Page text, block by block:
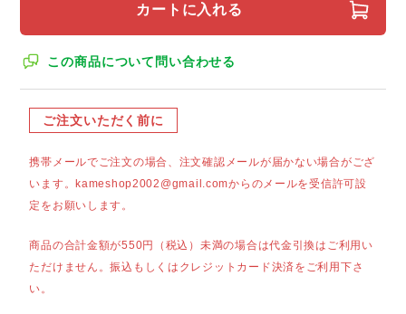
カートに入れる
この商品について問い合わせる
ご注文いただく前に
携帯メールでご注文の場合、注文確認メールが届かない場合がござ
います。kameshop2002@gmail.comからのメールを受信許可設
定をお願いします。
商品の合計金額が550円（税込）未満の場合は代金引換はご利用い
ただけません。振込もしくはクレジットカード決済をご利用下さ
い。